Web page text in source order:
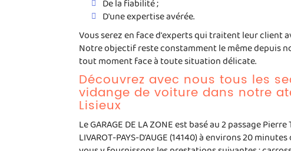
De la fiabilité ;
D'une expertise avérée.
Vous serez en face d'experts qui traitent leur client
Notre objectif reste constamment le même depuis
tout moment face à toute situation délicate.
Découvrez avec nous tous les
vidange de voiture dans notre
Lisieux
Le GARAGE DE LA ZONE est basé au 2 passage
LIVAROT-PAYS-D'AUGE (14140) à environs 20